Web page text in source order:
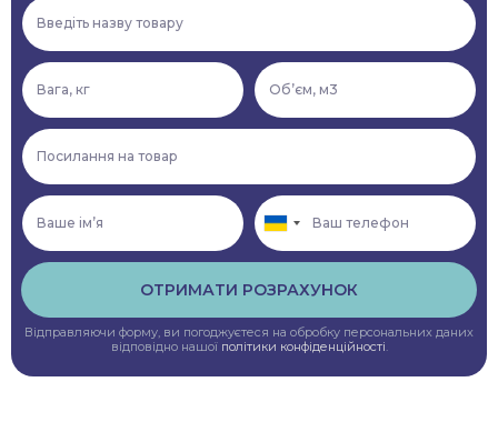
ОТРИМАТИ РОЗРАХУНОК
Відправляючи форму, ви погоджуєтеся на обробку персональних даних
відповідно нашої політики конфіденційності.